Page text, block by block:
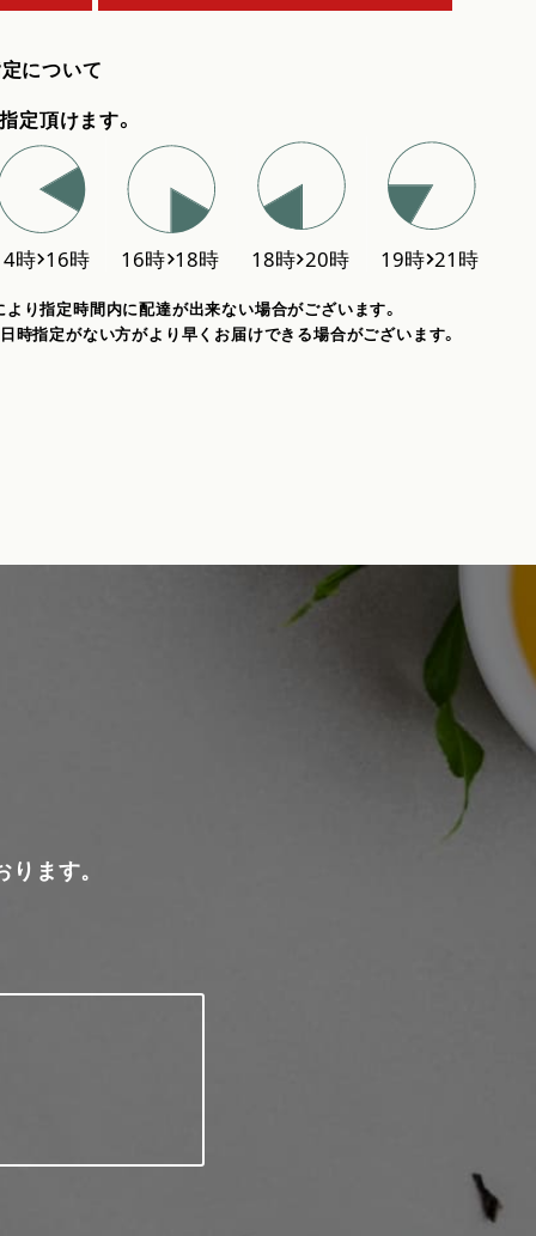
について
定頂けます。
り指定時間内に配達が出来ない場合がございます。
時指定がない方がより早くお届けできる場合がございます。
ます。